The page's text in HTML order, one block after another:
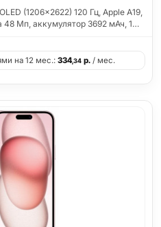
(1206x2622) 120 Гц, Apple A19,
Мп, аккумулятор 3692 мАч, 1…
на 12 мес.: 334,34р./ мес.